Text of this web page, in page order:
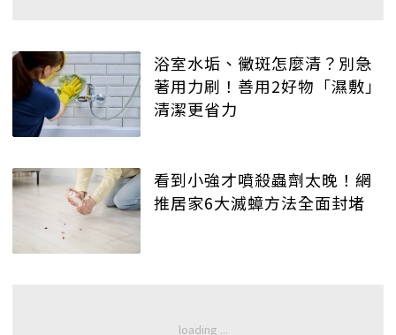
浴室水垢、黴斑怎麼清？別急
著用力刷！善用2好物「濕敷」
清潔更省力
看到小強才噴殺蟲劑太晚！網
推居家6大滅蟑方法全面封堵